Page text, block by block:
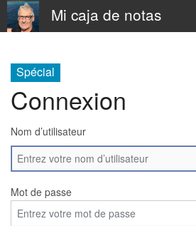
Mi caja de notas
Spécial
Connexion
Nom d’utilisateur
Mot de passe